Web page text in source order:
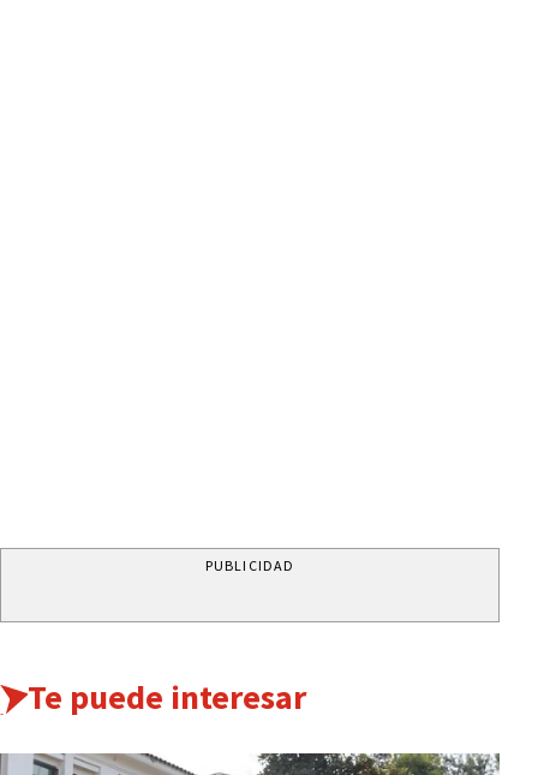
PUBLICIDAD
Te puede interesar